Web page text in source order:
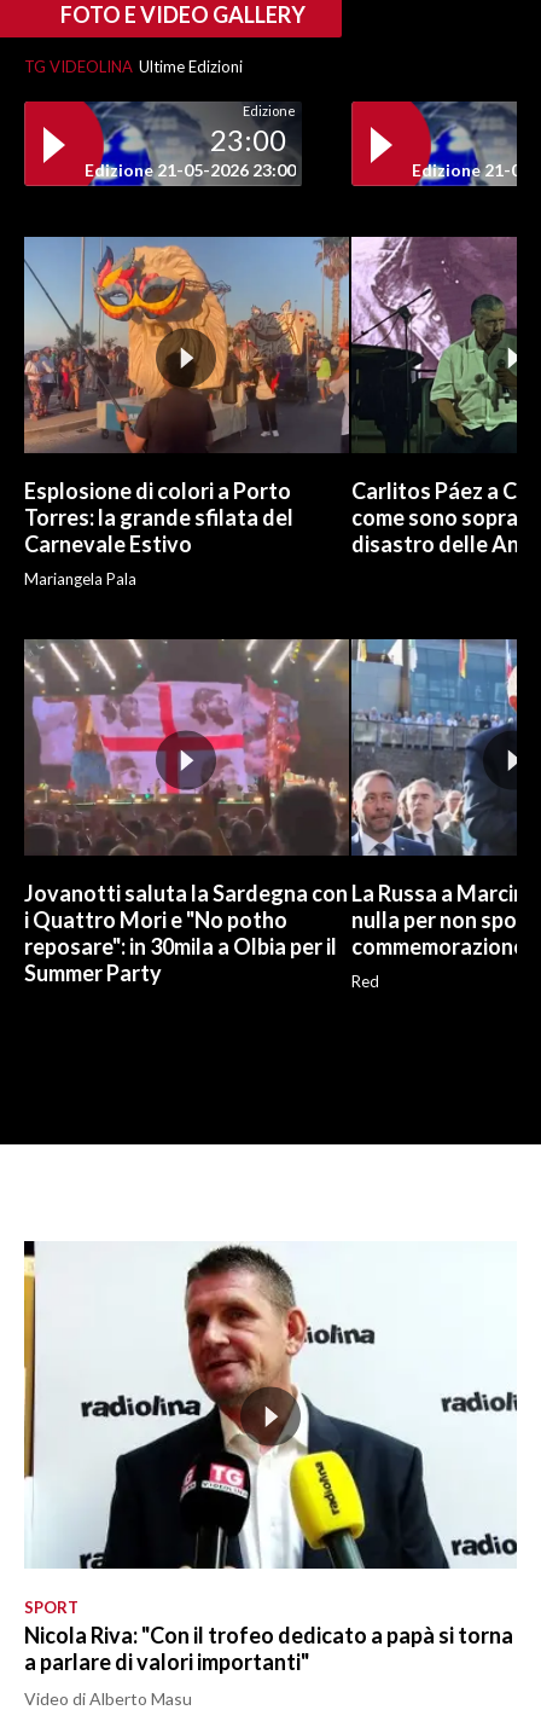
FOTO E VIDEO GALLERY
TG VIDEOLINA Ultime Edizioni
Edizione
23:00
Edizione 21-05-2026 23:00 Edizione 21-05-
Esplosione di colori a Porto
Torres: la grande sfilata del
Carnevale Estivo
Mariangela Pala
Carlitos Páez a
come sono
disastro delle
Jovanotti saluta la Sardegna con
i Quattro Mori e "No potho
reposare": in 30mila a Olbia per il
Summer Party
La Russa a
nulla per non
commemorazione
Red
SPORT
Nicola Riva: "Con il trofeo dedicato a papà si torna
a parlare di valori importanti"
Video di Alberto Masu